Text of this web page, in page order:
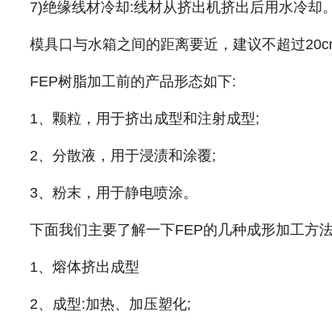
7)绝缘线材冷却:线材从挤出机挤出后用水冷却。
模具口与水箱之间的距离要近，建议不超过
FEP树脂加工前的产品形态如下:
1、颗粒，用于挤出成型和注射成型;
2、分散液，用于浸渍和涂覆;
3、粉末，用于静电喷涂。
下面我们主要了解一下FEP的几种成形加工方法
1、熔体挤出成型
2、成型:加热、加压塑化;